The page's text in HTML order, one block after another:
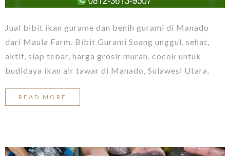
Jual bibit ikan gurame dan benih gurami di Manado
dari Maula Farm. Bibit Gurami Soang unggul, sehat,
aktif, siap tebar, harga grosir murah, cocok untuk
budidaya ikan air tawar di Manado, Sulawesi Utara.
READ MORE